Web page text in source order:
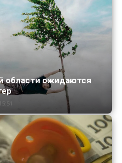
области ожидаются